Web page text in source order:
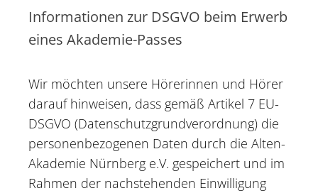
Informationen zur DSGVO beim Erwerb
eines Akademie-Passes
Wir möchten unsere Hörerinnen und Hörer
darauf hinweisen, dass gemäß Artikel 7 EU-
DSGVO (Datenschutzgrundverordnung) die
personenbezogenen Daten durch die Alten-
Akademie Nürnberg e.V. gespeichert und im
Rahmen der nachstehenden Einwilligung